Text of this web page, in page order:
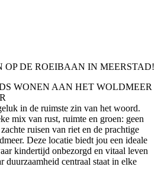
OP DE ROEIBAAN IN MEERSTAD!
WONEN AAN HET WOLDMEER
in de ruimste zin van het woord.
mix van rust, ruimte en groen: geen
ruisen van riet en de prachtige
Deze locatie biedt jou een ideale
kindertijd onbezorgd en vitaal leven
duurzaamheid centraal staat in elke